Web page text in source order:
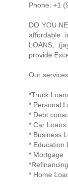
Phone: +1
DO YOU
affordable
LOANS,
provide
Our
*Truck
* Personal
* Debt
* Car Loans
* Business
* Education
* Mortgage
* Home